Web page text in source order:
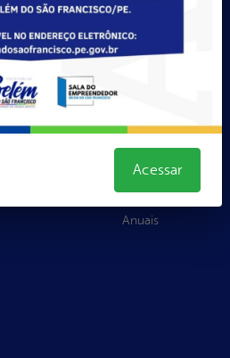
Decretos
Formulários
autoridades
Solicitar
via WhatsApp
Manifestação
Importantes
Anuais
Acessar